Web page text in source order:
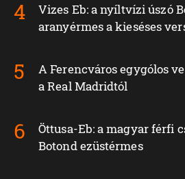
Vizes Eb: a nyíltvízi úszó
aranyérmes a kieséses
A Ferencváros egygólos
a Real Madridtól
Öttusa-Eb: a magyar férfi
Botond ezüstérmes